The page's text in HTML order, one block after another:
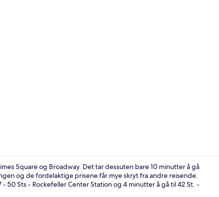
Safe på
Square og Broadway. Det tar dessuten bare 10 minutter å gå
og de fordelaktige prisene får mye skryt fra andre reisende.
50 Sts - Rockefeller Center Station og 4 minutter å gå til 42 St. -